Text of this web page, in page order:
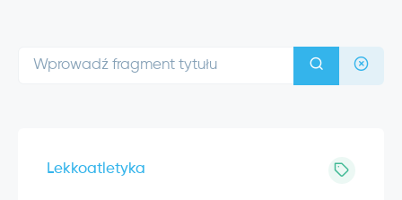
Lekkoatletyka